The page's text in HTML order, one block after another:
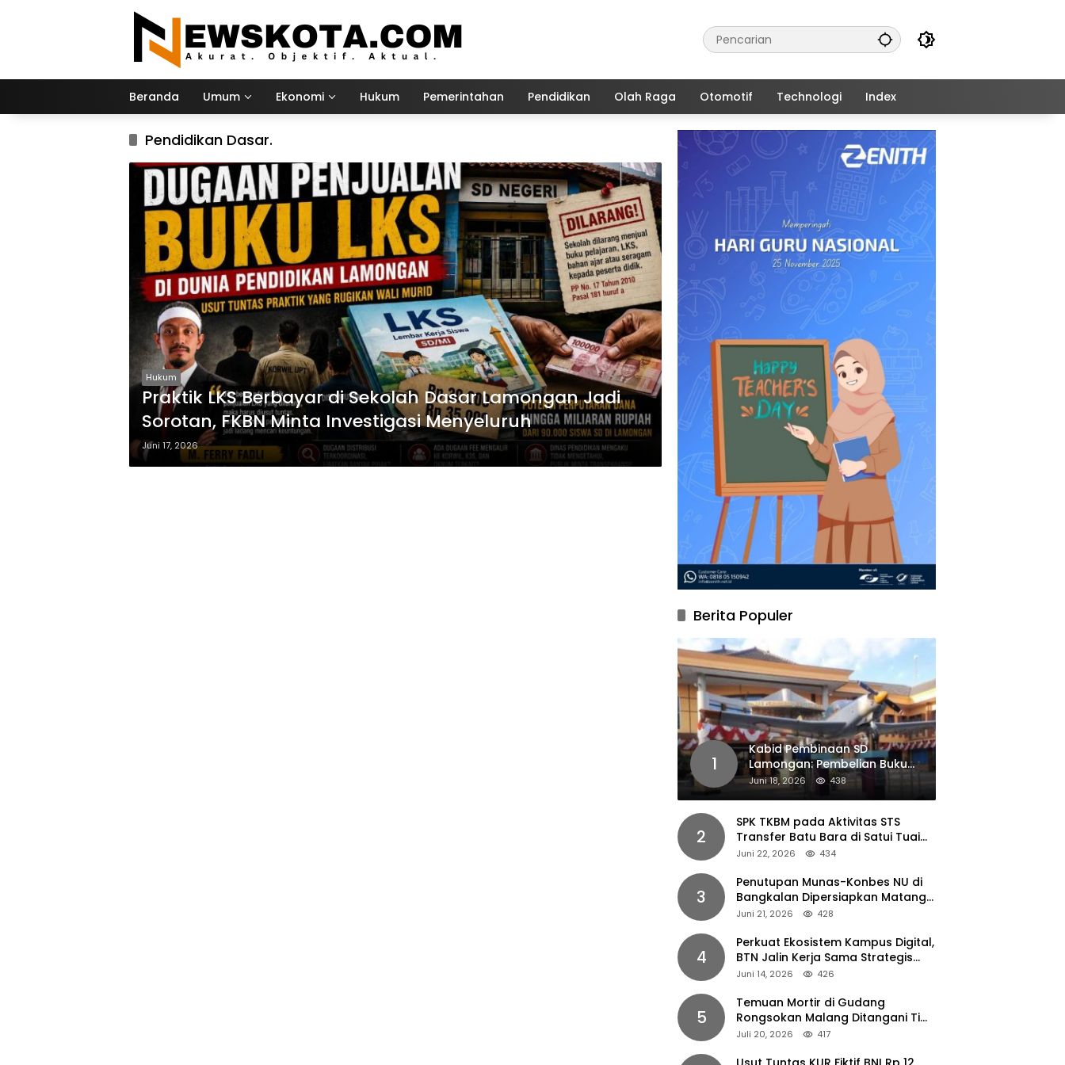
Beranda Umum Ekonomi Hukum Pemerintahan Pendidikan Olah Raga Otomotif Technologi Index
Pendidikan Dasar.
Hukum
Praktik LKS Berbayar di Sekolah Dasar Lamongan Jadi
Sorotan, FKBN Minta Investigasi Menyeluruh
Juni 17, 2026
Berita Populer
1
Kabid Pembinaan SD
Lamongan: Pembelian Buku
Pendamping Tidak Boleh
Dipaksakan
Juni 18, 2026 438
2
SPK TKBM pada Aktivitas STS
Transfer Batu Bara di Satui Tuai
Sorotan
Juni 22, 2026 434
3
Penutupan Munas-Konbes NU di
Bangkalan Dipersiapkan Matang,
Gus Ipul Turun Tangan
Juni 21, 2026 428
4
Perkuat Ekosistem Kampus Digital,
BTN Jalin Kerja Sama Strategis
dengan UNAIR
Juni 14, 2026 426
5
Temuan Mortir di Gudang
Rongsokan Malang Ditangani Tim
Gegana Polda Jatim
Juli 20, 2026 417